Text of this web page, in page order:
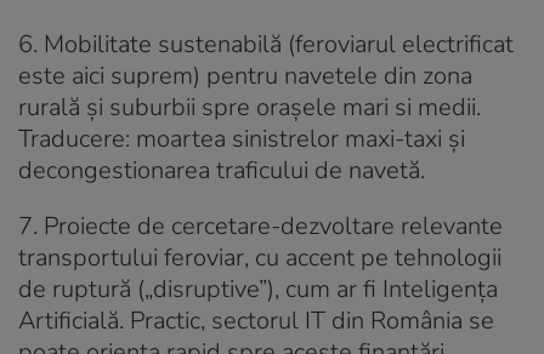
6. Mobilitate sustenabilă (feroviarul electrificat
este aici suprem) pentru navetele din zona
rurală și suburbii spre orașele mari si medii.
Traducere: moartea sinistrelor maxi-taxi și
decongestionarea traficului de navetă.
7. Proiecte de cercetare-dezvoltare relevante
transportului feroviar, cu accent pe tehnologii
de ruptură („disruptive”), cum ar fi Inteligența
Artificială. Practic, sectorul IT din România se